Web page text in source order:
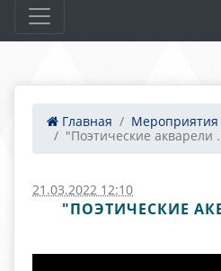
Главная Мероприятия
"Поэтические акварели
21.03.2022 12:10
"ПОЭТИЧЕСКИЕ